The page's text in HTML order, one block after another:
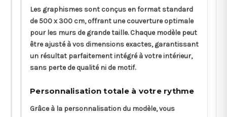
Les graphismes sont conçus en format standard
de 500 x 300 cm, offrant une couverture optimale
pour les murs de grande taille. Chaque modèle peut
être ajusté à vos dimensions exactes, garantissant
un résultat parfaitement intégré à votre intérieur,
sans perte de qualité ni de motif.
Personnalisation totale à votre rythme
Grâce à la personnalisation du modèle, vous